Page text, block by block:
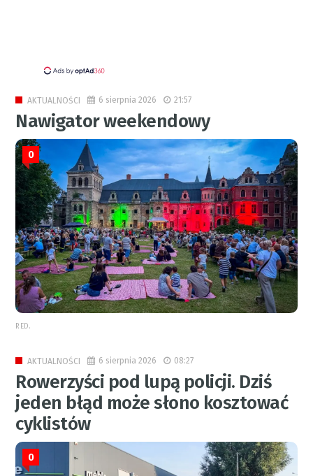
AKTUALNOŚCI 6 sierpnia 2026 21:57
Nawigator weekendowy
0
RED.
AKTUALNOŚCI 6 sierpnia 2026 08:27
Rowerzyści pod lupą policji. Dziś
jeden błąd może słono kosztować
cyklistów
0